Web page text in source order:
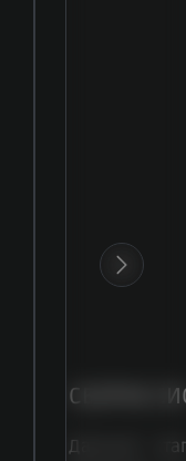
СБОРКА
Данный